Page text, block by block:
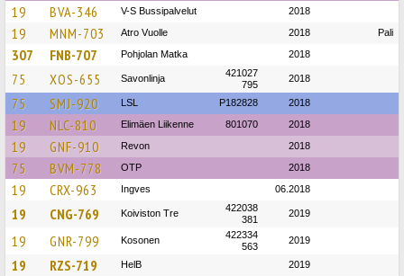
19 BVA-346 V-S Bussipalvelut 2018
19 MNM-703 Atro Vuolle 2018 Pali
307 FNB-707 Pohjolan Matka 2018
75 XOS-655 Savonlinja
421027
795
2018
75 SMJ-920 LSL P182828 2018
19 NLC-810 Elimäen Liikenne 801070 2018
19 GNF-910 Revon 2018
75 BVM-778 OTP 2018
19 CRX-963 Ingves 06.2018
19 CNG-769 Koiviston Tre
422038
381
2019
19 GNR-799 Kosonen
422334
563
2019
19 RZS-719 HelB 2019